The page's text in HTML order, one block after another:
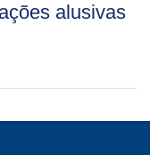
alusivas